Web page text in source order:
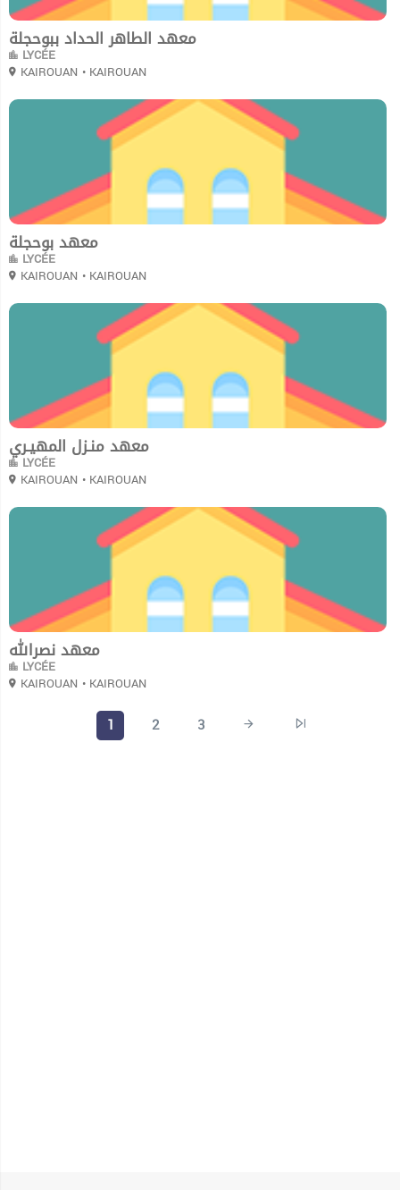
معهد الطاهر الحداد ببوحجلة
LYCÉE
KAIROUAN • KAIROUAN
معهد بوحجلة
LYCÉE
KAIROUAN • KAIROUAN
معهد منـزل المهيـري
LYCÉE
KAIROUAN • KAIROUAN
معهد نصرالله
LYCÉE
KAIROUAN • KAIROUAN
1 2 3